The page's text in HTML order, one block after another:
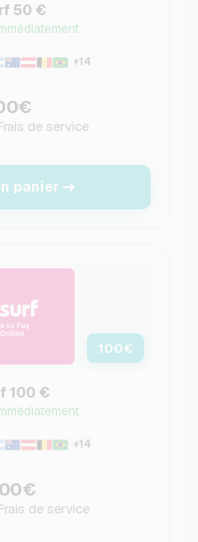
50 €
+14
de service
panier
100€
100 €
+14
de service